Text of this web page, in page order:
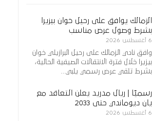
الزمالك يوافق على رحيل خوان بيزيرا
بشرط وصول عرض مناسب
6 أغسطس 2026
وافق نادي الزمالك على رحيل البرازيلي خوان
بيزيرا خلال فترة الانتقالات الصيفية الحالية،
بشرط تلقي عرض رسمي يلبي…
رسميًا | ريال مدريد يعلن التعاقد مع
يان ديوماندي حتى 2033
6 أغسطس 2026